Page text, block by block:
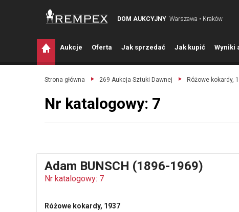
DOM AUKCYJNY Warszawa • Kraków
Aukcje Oferta Jak sprzedać Jak kupić Wyniki
Strona główna 269 Aukcja Sztuki Dawnej Różowe kokardy,
Nr katalogowy: 7
Adam BUNSCH (1896-1969)
Nr katalogowy: 7
Różowe kokardy, 1937